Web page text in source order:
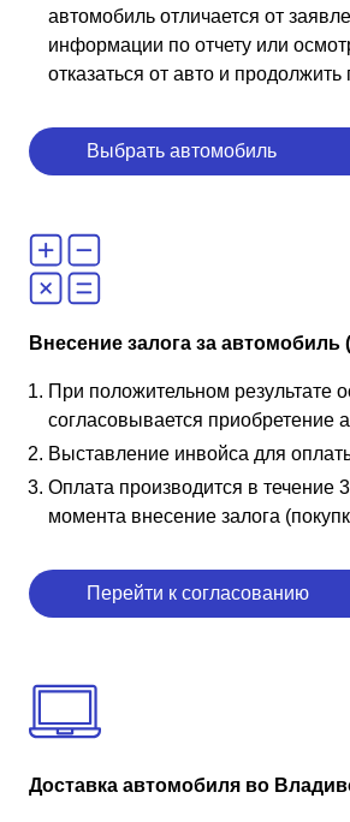
автомобиль отличается от
информации по отчету или
отказаться от авто и продолжить
Выбрать автомобиль
Внесение залога за автомобиль
При положительном результате
согласовывается приобретение
Выставление инвойса для
Оплата производится в течение
момента внесение залога
Перейти к согласованию
Доставка автомобиля во